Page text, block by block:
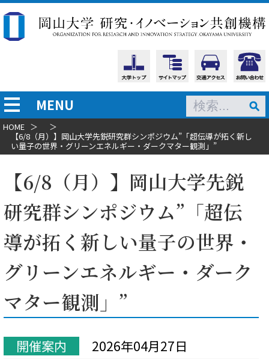
MENU
HOME ＞
＞
【6/8（月）】岡山大学先鋭研究群シンポジウム”「超伝導が拓く新し
い量子の世界・グリーンエネルギー・ダークマター観測」”
【6/8（月）】岡山大学先鋭
研究群シンポジウム”「超伝
導が拓く新しい量子の世界・
グリーンエネルギー・ダーク
マター観測」”
開催案内 2026年04月27日